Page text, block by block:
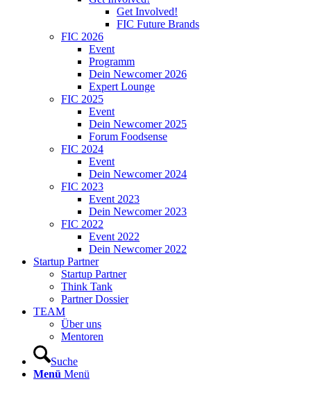
Get Involved!
FIC Future Brands
FIC 2026
Event
Programm
Dein Newcomer 2026
Expert Lounge
FIC 2025
Event
Dein Newcomer 2025
Forum Foodsense
FIC 2024
Event
Dein Newcomer 2024
FIC 2023
Event 2023
Dein Newcomer 2023
FIC 2022
Event 2022
Dein Newcomer 2022
Startup Partner
Startup Partner
Think Tank
Partner Dossier
TEAM
Über uns
Mentoren
Suche
Menü Menü